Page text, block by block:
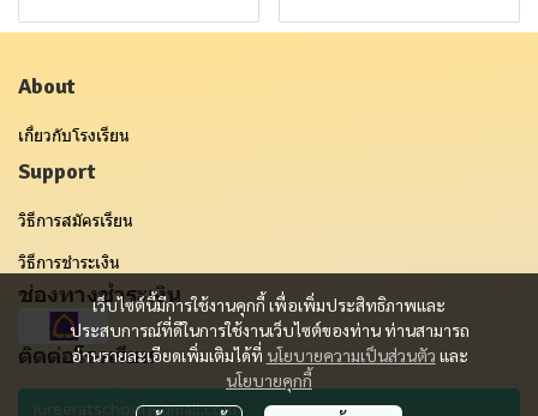
เว็บไซต์นี้มีการใช้งานคุกกี้ เพื่อเพิ่มประสิทธิภาพและ
ประสบการณ์ที่ดีในการใช้งานเว็บไซต์ของท่าน ท่านสามารถ
อ่านรายละเอียดเพิ่มเติมได้ที่ นโยบายความเป็นส่วนตัว และ
นโยบายคุกกี้
About
เกี่ยวกับโรงเรียน
Support
วิธีการสมัครเรียน
วิธีการชำระเงิน
ช่องทางชำระเงิน
ติดต่อโรงเรียน